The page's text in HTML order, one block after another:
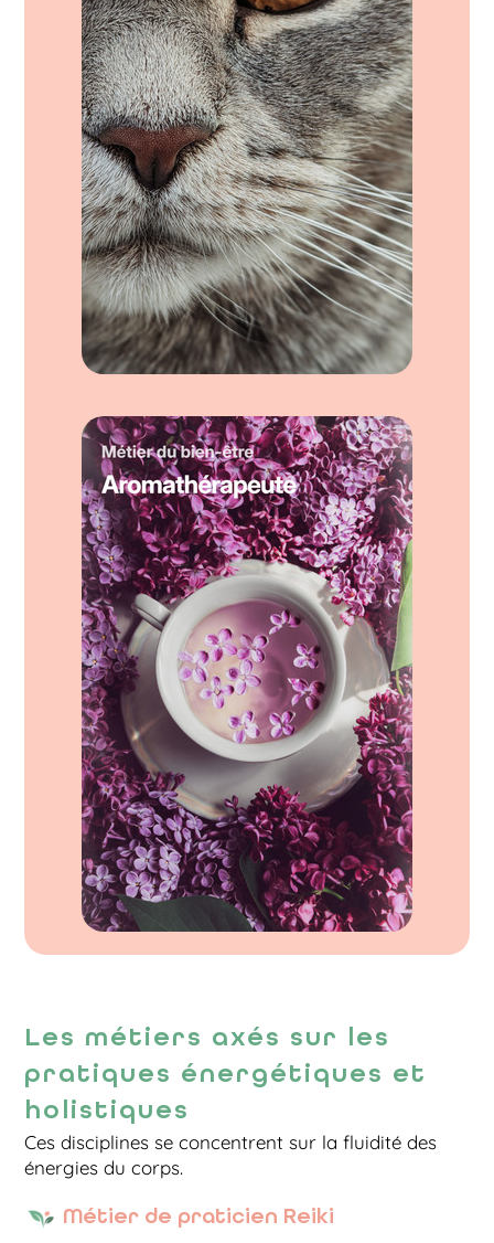
Les métiers axés sur les
pratiques énergétiques et
holistiques
Ces disciplines se concentrent sur la fluidité des
énergies du corps.
Métier de praticien Reiki